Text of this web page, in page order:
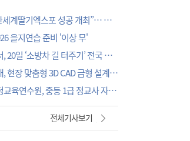
을지연습 준비 '이상 무'
국립공주대, 현장 맞춤형 3D CAD 금형 설계 직무역량 강화 과정 성료
충남교육청교육연수원, 중등 1급 정교사 자격연수 수료식 개최
청소년이 제안한 지방소멸 대응 아이디어…공주고 학생 동아리 ‘저스티스’, 공주시에 정책 제안
화가정 자녀 진로·진학 특강 개최
전체기사보기